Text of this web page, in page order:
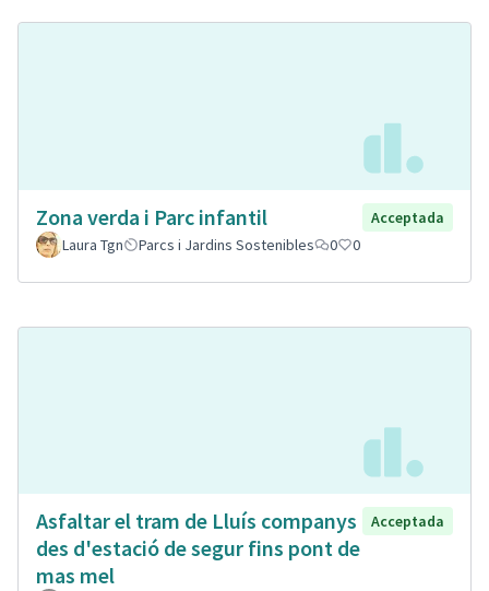
Zona verda i Parc infantil
Acceptada
Laura Tgn
Parcs i Jardins Sostenibles 0 0
Asfaltar el tram de Lluís companys
des d'estació de segur fins pont de
mas mel
Acceptada